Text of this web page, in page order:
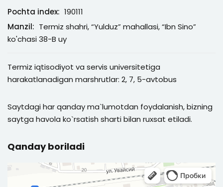
Pochta index: 190111
Manzil: Termiz shahri, “Yulduz” mahallasi, “Ibn Sino”
ko'chasi 38-B uy
Termiz iqtisodiyot va servis universitetiga
harakatlanadigan marshrutlar: 2, 7, 5-avtobus
Saytdagi har qanday ma`lumotdan foydalanish, bizning
saytga havola ko`rsatish sharti bilan ruxsat etiladi.
Qanday boriladi